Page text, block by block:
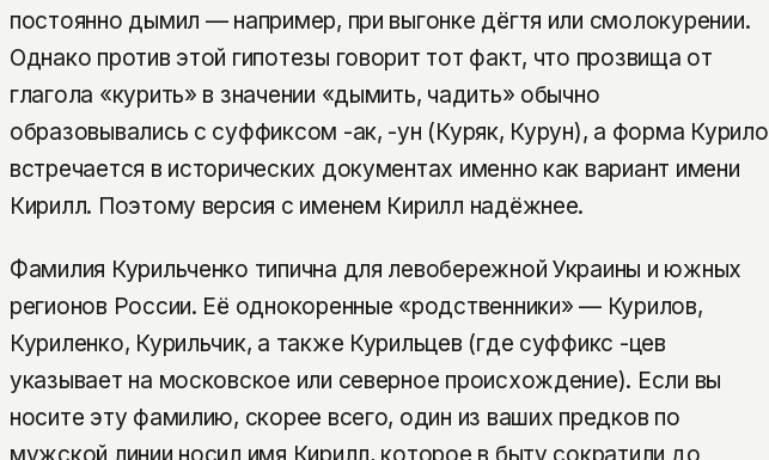
постоянно дымил — например, при выгонке дёгтя или смолокурении.
Однако против этой гипотезы говорит тот факт, что прозвища от
глагола «курить» в значении «дымить, чадить» обычно
образовывались с суффиксом -ак, -ун (Куряк, Курун), а форма Курило
встречается в исторических документах именно как вариант имени
Кирилл. Поэтому версия с именем Кирилл надёжнее.
Фамилия Курильченко типична для левобережной Украины и южных
регионов России. Её однокоренные «родственники» — Курилов,
Куриленко, Курильчик, а также Курильцев (где суффикс -цев
указывает на московское или северное происхождение). Если вы
носите эту фамилию, скорее всего, один из ваших предков по